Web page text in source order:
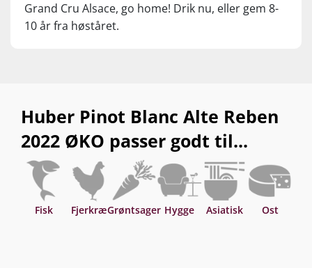
Grand Cru Alsace, go home! Drik nu, eller gem 8-
10 år fra høståret.
Huber Pinot Blanc Alte Reben
2022 ØKO passer godt til...
Fisk FjerkræGrøntsager Hygge Asiatisk Ost